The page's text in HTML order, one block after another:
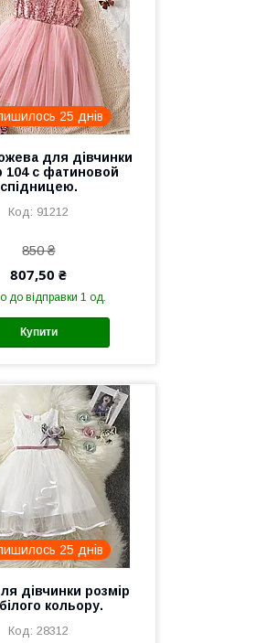
25 днів
для дівчинки
104 с фатиновой
спідницею.
91212
850 ₴
807,50 ₴
до відправки 1 од.
Купити
25 днів
дівчинки розмір
кольору.
28312